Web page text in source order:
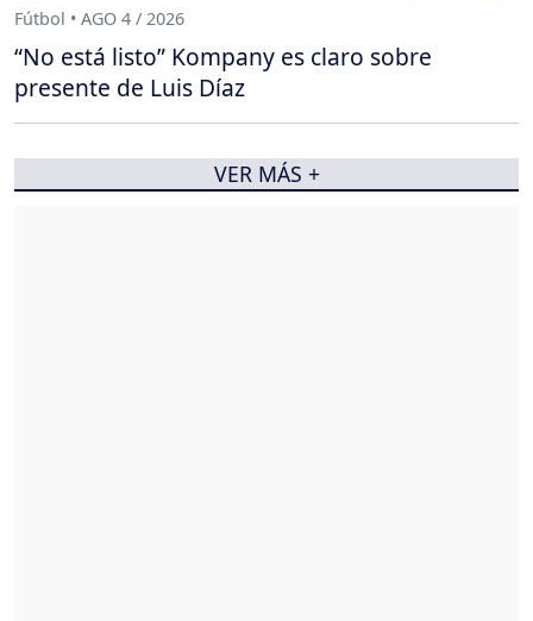
Fútbol • AGO 4 / 2026
“No está listo” Kompany es claro sobre
presente de Luis Díaz
VER MÁS +